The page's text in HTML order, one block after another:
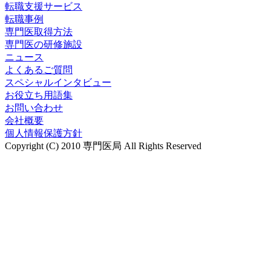
転職支援サービス
転職事例
専門医取得方法
専門医の研修施設
ニュース
よくあるご質問
スペシャルインタビュー
お役立ち用語集
お問い合わせ
会社概要
個人情報保護方針
Copyright (C) 2010 専門医局 All Rights Reserved